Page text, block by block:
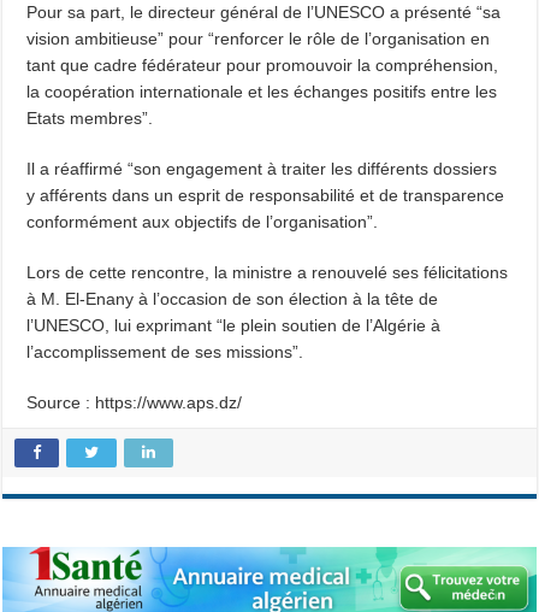
Pour sa part, le directeur général de l’UNESCO a présenté “sa
vision ambitieuse” pour “renforcer le rôle de l’organisation en
tant que cadre fédérateur pour promouvoir la compréhension,
la coopération internationale et les échanges positifs entre les
Etats membres”.
Il a réaffirmé “son engagement à traiter les différents dossiers
y afférents dans un esprit de responsabilité et de transparence
conformément aux objectifs de l’organisation”.
Lors de cette rencontre, la ministre a renouvelé ses félicitations
à M. El-Enany à l’occasion de son élection à la tête de
l’UNESCO, lui exprimant “le plein soutien de l’Algérie à
l’accomplissement de ses missions”.
Source : https://www.aps.dz/